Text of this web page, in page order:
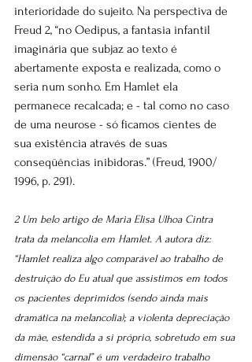
interioridade do sujeito. Na perspectiva de
Freud 2, “no Oedipus, a fantasia infantil
imaginária que subjaz ao texto é
abertamente exposta e realizada, como o
seria num sonho. Em Hamlet ela
permanece recalcada; e - tal como no caso
de uma neurose - só ficamos cientes de
sua existência através de suas
conseqüências inibidoras.” (Freud, 1900/
1996, p. 291).
2 Um belo artigo de Maria Elisa Ulhoa Cintra
trata da melancolia em Hamlet. A autora diz:
“Hamlet realiza algo comparável ao trabalho de
destruição do Eu atual que assistimos em todos
os pacientes deprimidos (sendo ainda mais
dramática na melancolia); a violenta depreciação
da mãe, estendida a si próprio, sobretudo em sua
dimensão “carnal” é um verdadeiro trabalho